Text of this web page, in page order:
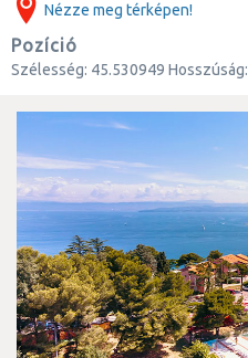
Nézze meg térképen!
Pozíció
Szélesség: 45.530949 Hosszúság: